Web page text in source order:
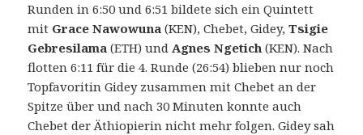
Runden in 6:50 und 6:51 bildete sich ein Quintett
mit Grace Nawowuna (KEN), Chebet, Gidey,Tsigie
Gebresilama (ETH) undAgnes Ngetich (KEN). Nach
flotten 6:11 für die 4. Runde (26:54) blieben nur noch
Topfavoritin Gidey zusammen mit Chebet an der
Spitze über und nach 30 Minuten konnte auch
Chebet der Äthiopierin nicht mehr folgen. Gidey sah